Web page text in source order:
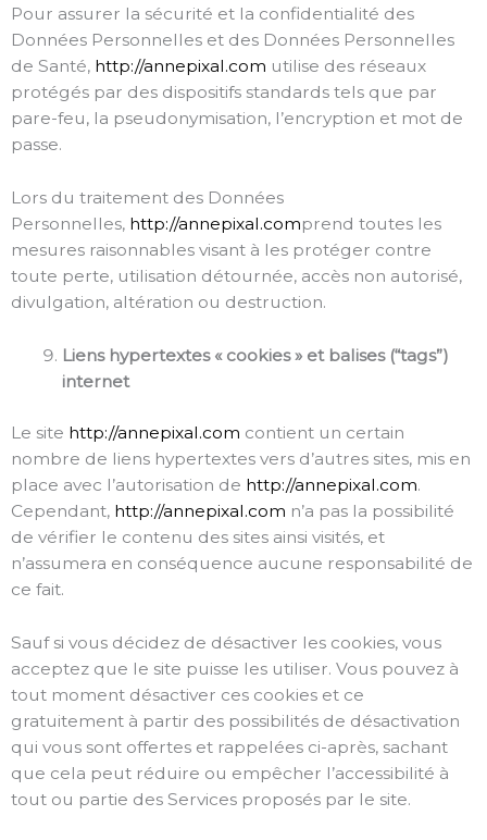
Pour assurer la sécurité et la confidentialité des
Données Personnelles et des Données Personnelles
de Santé, http://annepixal.com utilise des réseaux
protégés par des dispositifs standards tels que par
pare-feu, la pseudonymisation, l’encryption et mot de
passe.
Lors du traitement des Données
Personnelles, http://annepixal.comprend toutes les
mesures raisonnables visant à les protéger contre
toute perte, utilisation détournée, accès non autorisé,
divulgation, altération ou destruction.
Liens hypertextes « cookies » et balises (“tags”)
internet
Le site http://annepixal.com contient un certain
nombre de liens hypertextes vers d’autres sites, mis en
place avec l’autorisation de http://annepixal.com.
Cependant, http://annepixal.com n’a pas la possibilité
de vérifier le contenu des sites ainsi visités, et
n’assumera en conséquence aucune responsabilité de
ce fait.
Sauf si vous décidez de désactiver les cookies, vous
acceptez que le site puisse les utiliser. Vous pouvez à
tout moment désactiver ces cookies et ce
gratuitement à partir des possibilités de désactivation
qui vous sont offertes et rappelées ci-après, sachant
que cela peut réduire ou empêcher l’accessibilité à
tout ou partie des Services proposés par le site.